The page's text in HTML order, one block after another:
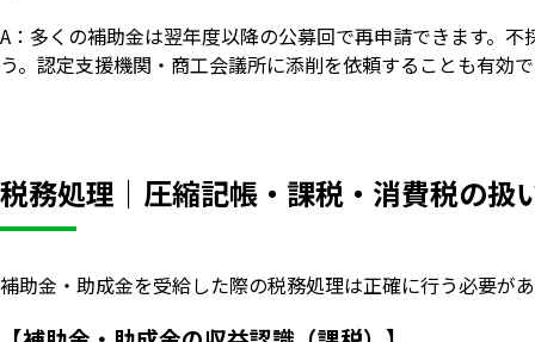
A：多くの補助金は翌年度以降の公募回で再申請できます。
う。認定支援機関・商工会議所に添削を依頼することも有効
税務処理｜圧縮記帳・課税・消費税の扱
補助金・助成金を受給した際の税務処理は正確に行う必要が